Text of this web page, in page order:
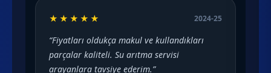
★★★★★ 2024-25
“Fiyatları oldukça makul ve kullandıkları
parçalar kaliteli. Su arıtma servisi
arayanlara tavsiye ederim.”